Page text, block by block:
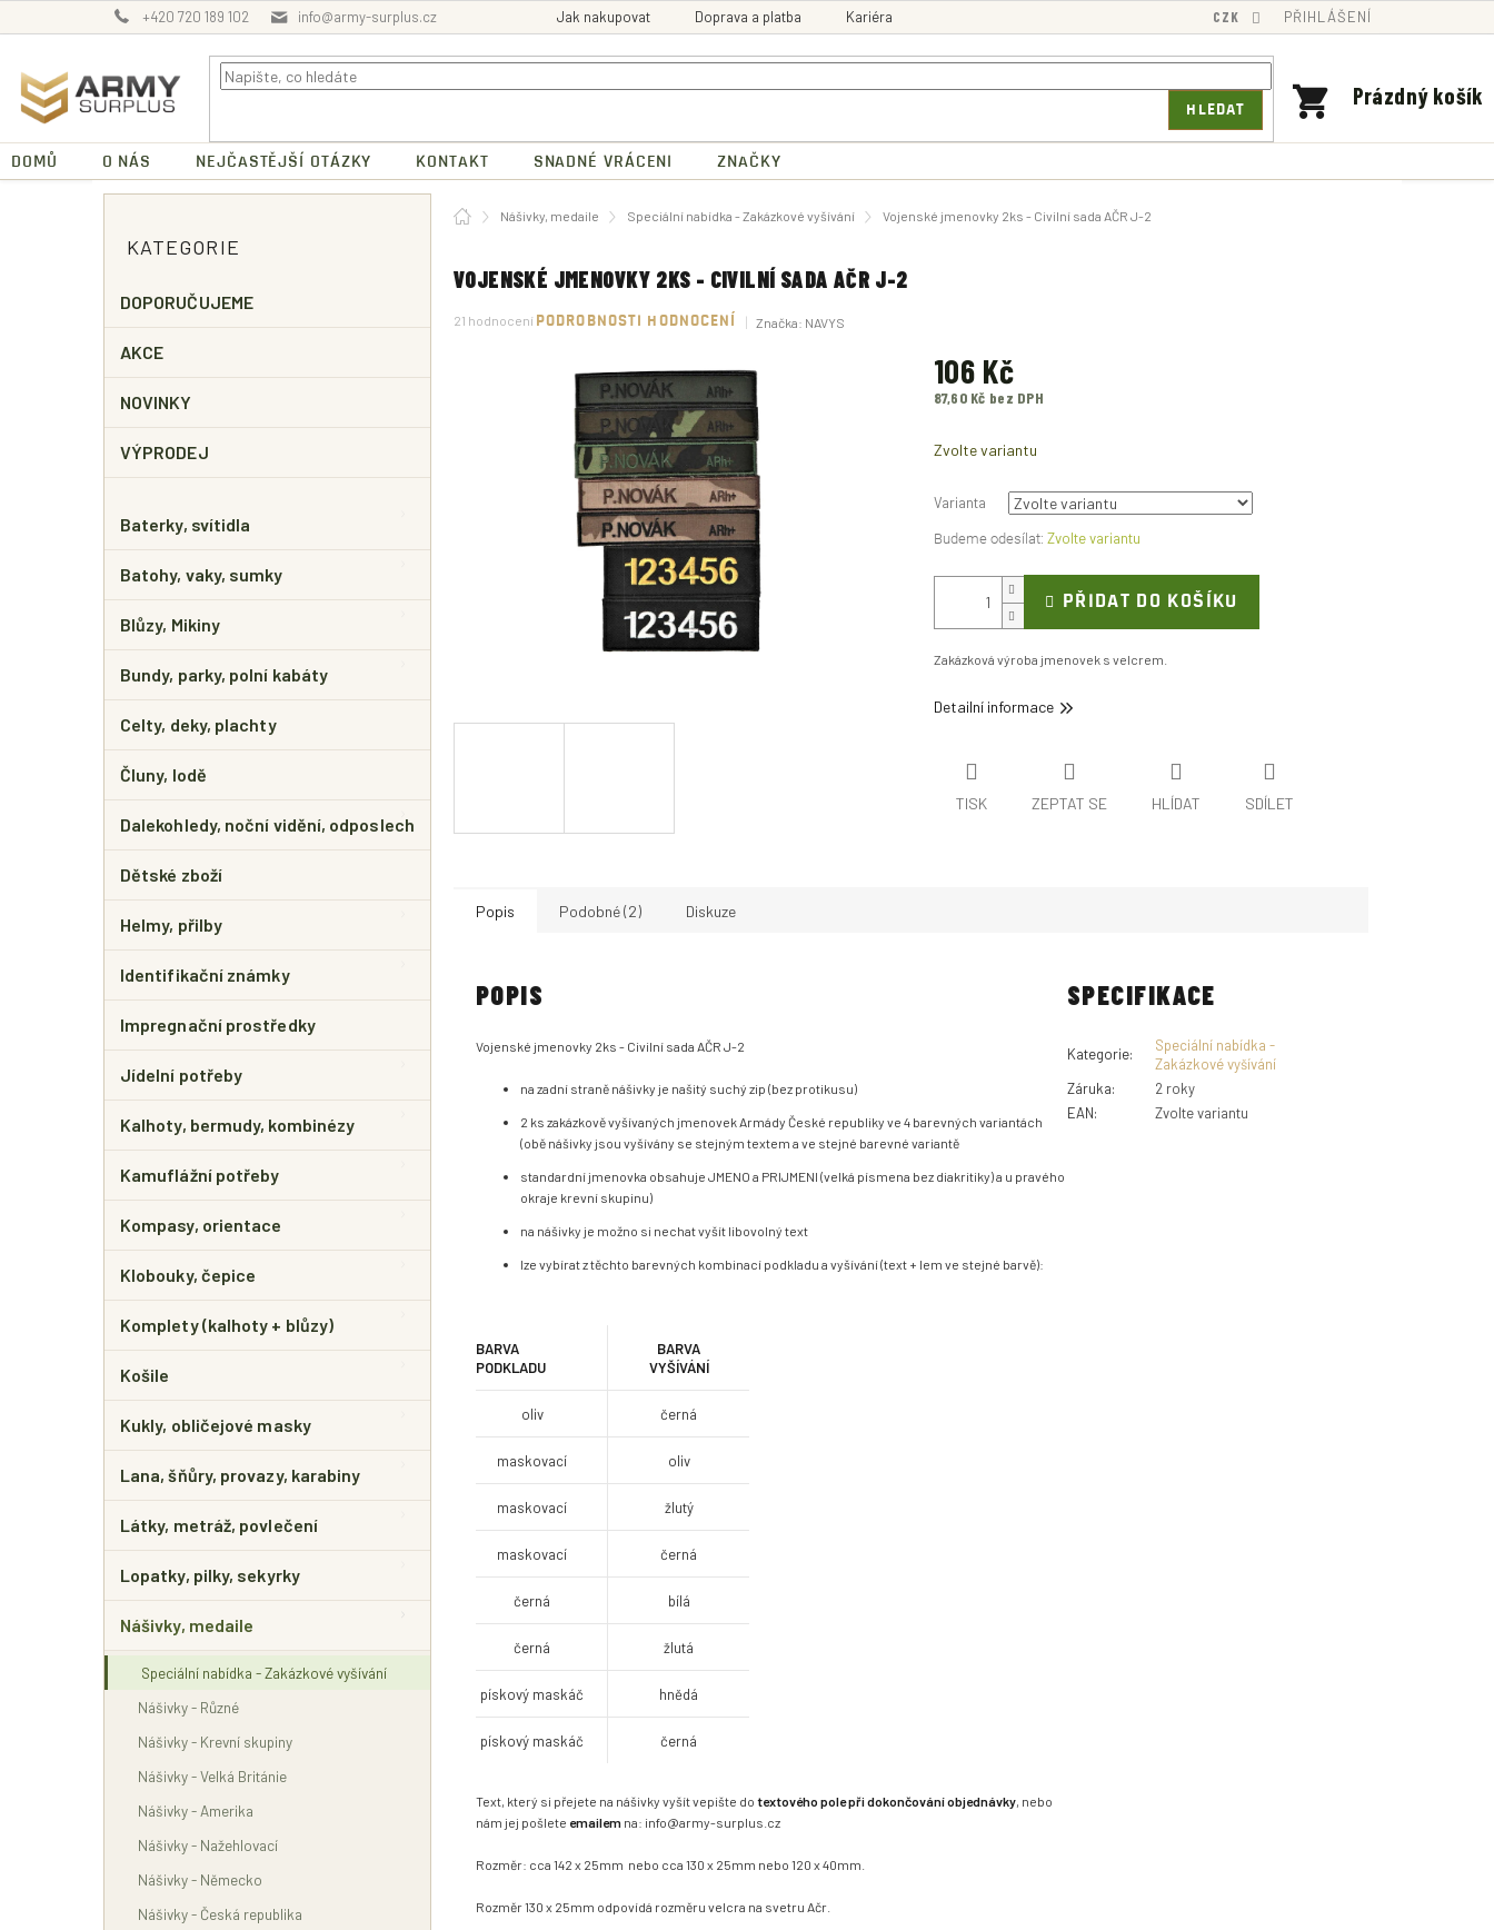
na
+420 720 189 102 info@army-surplus.cz Jak nakupovat Doprava a platba Kariéra CZK PŘIHLÁŠENÍ
HLEDAT
NÁKUPNÍ
Prázdný košík
DOMŮ O NÁS NEJČASTĚJŠÍ OTÁZKY KONTAKT SNADNÉ VRÁCENI ZNAČKY
A
N
P
N
kategorie
KATEGORIE
DOPORUČUJEME
AKCE
NOVINKY
VÝPRODEJ
Baterky, svítidla
Batohy, vaky, sumky
Blůzy, Mikiny
Bundy, parky, polní kabáty
Celty, deky, plachty
Čluny, lodě
Dalekohledy, noční vidění, odposlech
Dětské zboží
Helmy, přilby
Identifikační známky
Impregnační prostředky
Jídelní potřeby
Kalhoty, bermudy, kombinézy
Kamuflážní potřeby
Kompasy, orientace
Klobouky, čepice
Komplety (kalhoty + blůzy)
Košile
Kukly, obličejové masky
Lana, šňůry, provazy, karabiny
Látky, metráž, povlečení
Lopatky, pilky, sekyrky
Nášivky, medaile
Speciální nabídka - Zakázkové vyšívání
Nášivky - Různé
Nášivky - Krevní skupiny
Nášivky - Velká Británie
Nášivky - Amerika
Nášivky - Nažehlovací
Nášivky - Německo
Nášivky - Česká republika
DomůNášivky, medaile Speciální nabídka - Zakázkové vyšívání Vojenské jmenovky 2ks - Civilní sada AČR J-2
VOJENSKÉ JMENOVKY 2KS - CIVILNÍ SADA AČR J-2
Průměrné
21 hodnocení PODROBNOSTI HODNOCENÍ Značka: NAVYS
106 Kč
87,60 Kč bez DPH
cena:
Zvolte variantu
Varianta
Zvolte variantu
PŘIDAT DO KOŠÍKU
Zakázková výroba jmenovek s velcrem.
Detailní informace
TISK ZEPTAT SE HLÍDAT SDÍLET
Popis Podobné (2) Diskuze
POPIS
Vojenské jmenovky 2ks - Civilní sada AČR J-2
na zadní straně nášivky je našitý suchý zip (bez protikusu)
2 ks zakázkově vyšívaných jmenovek Armády České republiky ve 4 barevných variantách
(obě nášivky jsou vyšívány se stejným textem a ve stejné barevné variantě
standardní jmenovka obsahuje JMENO a PRIJMENI (velká písmena bez diakritiky) a u pravého
okraje krevní skupinu)
na nášivky je možno si nechat vyšít libovolný text
lze vybírat z těchto barevných kombinací podkladu a vyšívání (text + lem ve stejné barvě):
BARVA
PODKLADU
BARVA
VYŠÍVÁNÍ
oliv černá
maskovací oliv
maskovací žlutý
maskovací černá
černá bílá
černá žlutá
pískový maskáč hnědá
pískový maskáč černá
Text, který si přejete na nášivky vyšít vepište do textového pole při dokončování objednávky , nebo
nám jej pošlete emailem na: info@army-surplus.cz
Rozměr: cca 142 x 25mm nebo cca 130 x 25mm nebo 120 x 40mm.
Rozměr 130 x 25mm odpovídá rozměru velcra na svetru Ačr.
SPECIFIKACE
Kategorie:
Speciální nabídka -
Zakázkové vyšívání
Záruka:
2 roky
EAN: Zvolte variantu